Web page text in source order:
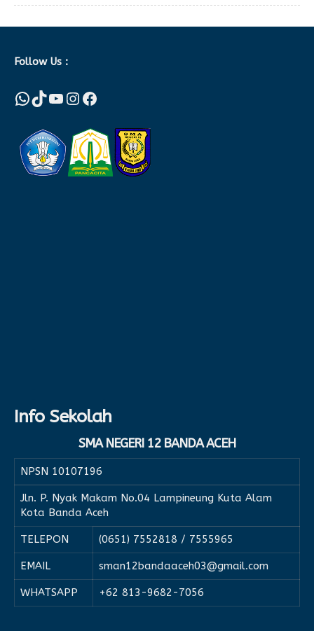
Follow Us :
WhatsApp
TikTok
YouTube
Instagram
Facebook
Info Sekolah
SMA NEGERI 12 BANDA ACEH
NPSN 10107196
Jln. P. Nyak Makam No.04 Lampineung Kuta Alam
Kota Banda Aceh
TELEPON (0651) 7552818 / 7555965
EMAIL sman12bandaaceh03@gmail.com
WHATSAPP +62 813-9682-7056